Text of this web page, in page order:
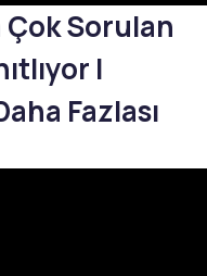
Sorulan
|
Fazlası